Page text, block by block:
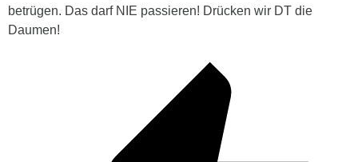
betrügen. Das darf NIE passieren! Drücken wir DT die
Daumen!